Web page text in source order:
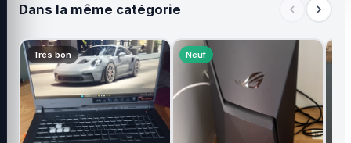
Dans la même catégorie
Très bon Neuf